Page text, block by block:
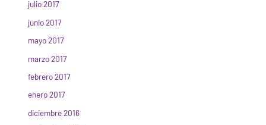
julio 2017
junio 2017
mayo 2017
marzo 2017
febrero 2017
enero 2017
diciembre 2016